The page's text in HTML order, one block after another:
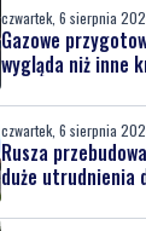
czwartek, 6 sierpnia
Gazowe
wygląda niż inne
czwartek, 6 sierpnia
Rusza
duże utrudnienia